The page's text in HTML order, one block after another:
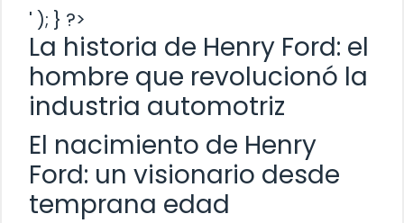
' ); } ?>
La historia de Henry Ford: el
hombre que revolucionó la
industria automotriz
El nacimiento de Henry
Ford: un visionario desde
temprana edad